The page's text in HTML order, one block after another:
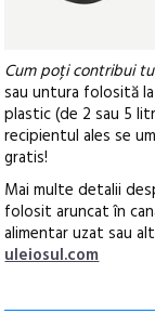
Cum poți contribui
sau untura folosită
plastic (de 2 sau 5
recipientul ales se
gratis!
Mai multe detalii
folosit aruncat în
alimentar uzat sau
uleiosul.com